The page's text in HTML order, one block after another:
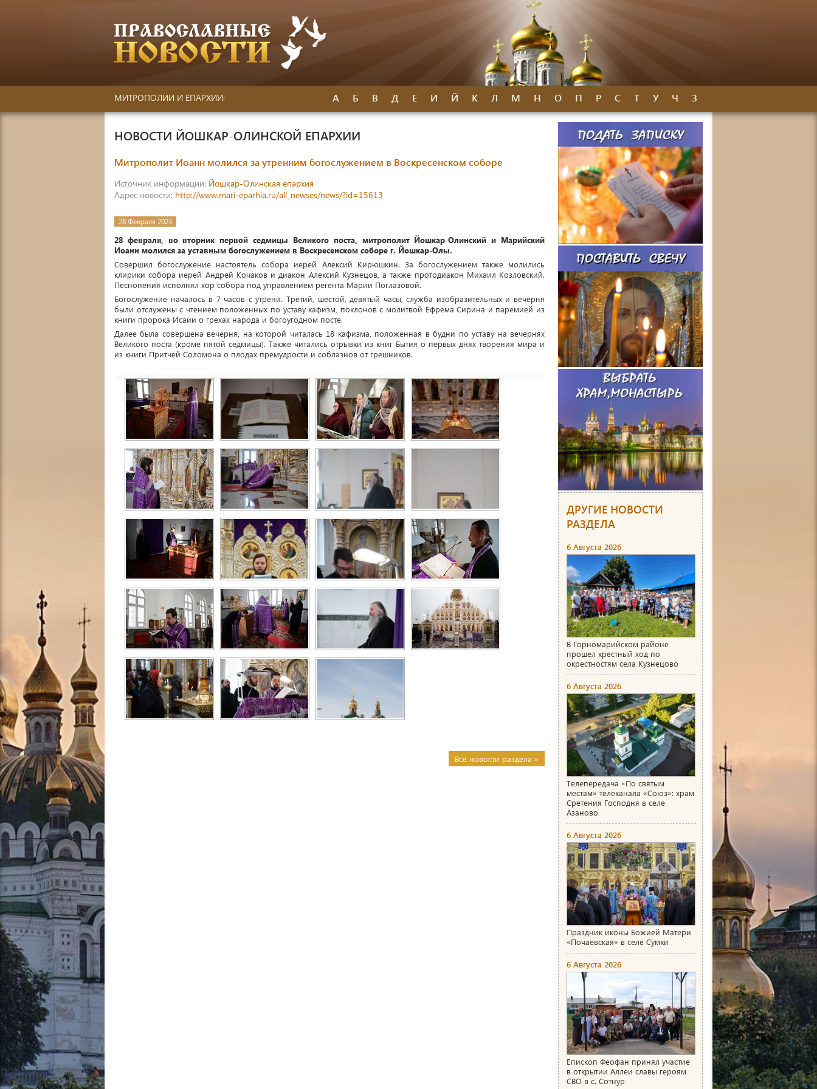
МИТРОПОЛИИ И ЕПАРХИИ: А Б В Д Е И Й К Л М Н О П Р С Т У Ч З
НОВОСТИ ЙОШКАР-ОЛИНСКОЙ ЕПАРХИИ
Митрополит Иоанн молился за утренним богослужением в Воскресенском соборе
Источник информации: Йошкар-Олинская епархия
Адрес новости: http://www.mari-eparhia.ru/all_newses/news/?id=15613
28 Февраля 2023
28 февраля, во вторник первой седмицы Великого поста, митрополит Йошкар-Олинский и Марийский
Иоанн молился за уставным богослужением в Воскресенском соборе г. Йошкар-Олы.
Совершил богослужение настоятель собора иерей Алексий Кирюшкин. За богослужением также молились
клирики собора иерей Андрей Кочаков и диакон Алексий Кузнецов, а также протодиакон Михаил Козловский.
Песнопения исполнял хор собора под управлением регента Марии Поглазовой.
Богослужение началось в 7 часов с утрени. Третий, шестой, девятый часы, служба изобразительных и вечерня
были отслужены с чтением положенных по уставу кафизм, поклонов с молитвой Ефрема Сирина и паремией из
книги пророка Исаии о грехах народа и богоугодном посте.
Далее была совершена вечерня, на которой читалась 18 кафизма, положенная в будни по уставу на вечернях
Великого поста (кроме пятой седмицы). Также читались отрывки из книг Бытия о первых днях творения мира и
из книги Притчей Соломона о плодах премудрости и соблазнов от грешников.
Все новости раздела »
ДРУГИЕ НОВОСТИ
РАЗДЕЛА
6 Августа 2026
В Горномарийском районе
прошел крестный ход по
окрестностям села Кузнецово
6 Августа 2026
Телепередача «По святым
местам» телеканала «Союз»: храм
Сретения Господня в селе
Азаново
6 Августа 2026
Праздник иконы Божией Матери
«Почаевская» в селе Сумки
6 Августа 2026
Епископ Феофан принял участие
в открытии Аллеи славы героям
СВО в с. Сотнур